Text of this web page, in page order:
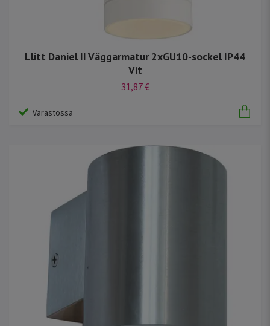
Llitt Daniel II Väggarmatur 2xGU10-sockel IP44
Vit
31,87 €
Varastossa